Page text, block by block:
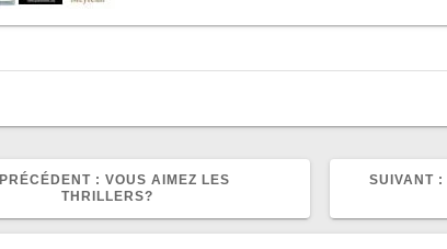
PRÉCÉDENT : ARTICLE
PRÉCÉDENT
VOUS AIMEZ LES
THRILLERS?
SUIVANT :